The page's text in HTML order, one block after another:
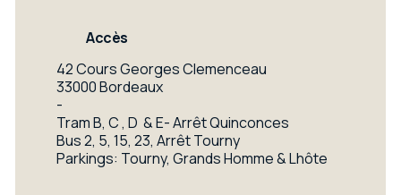
Accès
42 Cours Georges Clemenceau
33000 Bordeaux
-
Tram B, C , D & E- Arrêt Quinconces
Bus 2, 5, 15, 23, Arrêt Tourny
Parkings: Tourny, Grands Homme & Lhôte